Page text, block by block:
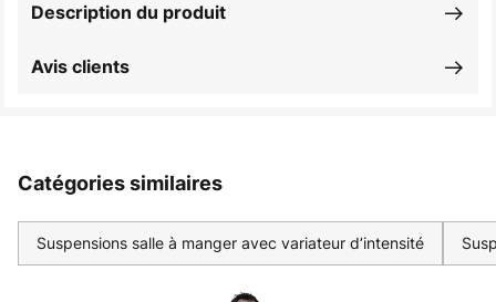
Description du produit
Avis clients
Catégories similaires
Suspensions salle à manger avec variateur d’intensité